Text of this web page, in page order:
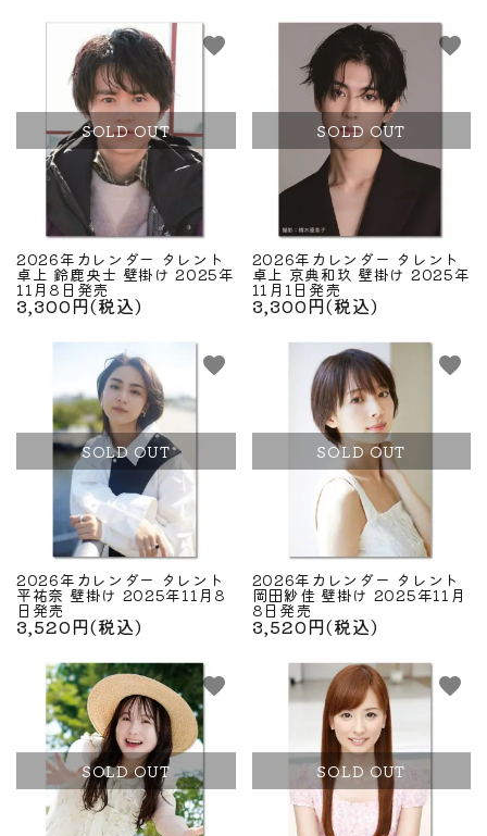
SOLD OUT
2026年カレンダー タレント
卓上 鈴鹿央士 壁掛け 2025年
11月8日発売
3,300円(税込)
favorite
SOLD OUT
2026年カレンダー タレント
卓上 京典和玖 壁掛け 2025年
11月1日発売
3,300円(税込)
favorite
SOLD OUT
2026年カレンダー タレント
平祐奈 壁掛け 2025年11月8
日発売
3,520円(税込)
favorite
SOLD OUT
2026年カレンダー タレント
岡田紗佳 壁掛け 2025年11月
8日発売
3,520円(税込)
favorite
SOLD OUT
favorite
SOLD OUT
favorite
キーワード
カテゴリー